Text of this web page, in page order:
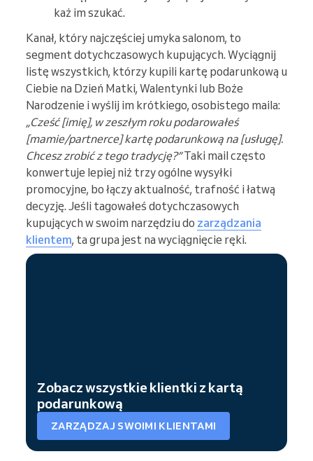
każ im szukać.
Kanał, który najczęściej umyka salonom, to
segment dotychczasowych kupujących. Wyciągnij
listę wszystkich, którzy kupili kartę podarunkową u
Ciebie na Dzień Matki, Walentynki lub Boże
Narodzenie i wyślij im krótkiego, osobistego maila:
„Cześć [imię], w zeszłym roku podarowałeś
[mamie/partnerce] kartę podarunkową na [usługę].
Chcesz zrobić z tego tradycję?”Taki mail często
konwertuje lepiej niż trzy ogólne wysyłki
promocyjne, bo łączy aktualność, trafność i łatwą
decyzję. Jeśli tagowałeś dotychczasowych
kupujących w swoim narzędziu do zarządzania
klientem, ta grupa jest na wyciągnięcie ręki.
Zobacz wszystkie klientki z kartą
podarunkową
ZARZĄDZAJ SWOIMI KLIENTAMI